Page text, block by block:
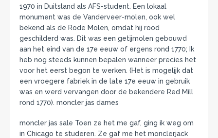
1970 in Duitsland als AFS-student. Een lokaal
monument was de Vanderveer-molen, ook wel
bekend als de Rode Molen, omdat hij rood
geschilderd was. Dit was een getijmolen gebouwd
aan het eind van de 17e eeuw of ergens rond 1770; Ik
heb nog steeds kunnen bepalen wanneer precies het
voor het eerst begon te werken. (Het is mogelijk dat
een vroegere fabriek in de late 17e eeuw in gebruik
was en werd vervangen door de bekendere Red Mill
rond 1770). moncler jas dames
moncler jas sale Toen ze het me gaf, ging ik weg om
in Chicago te studeren. Ze gaf me het monclerjack